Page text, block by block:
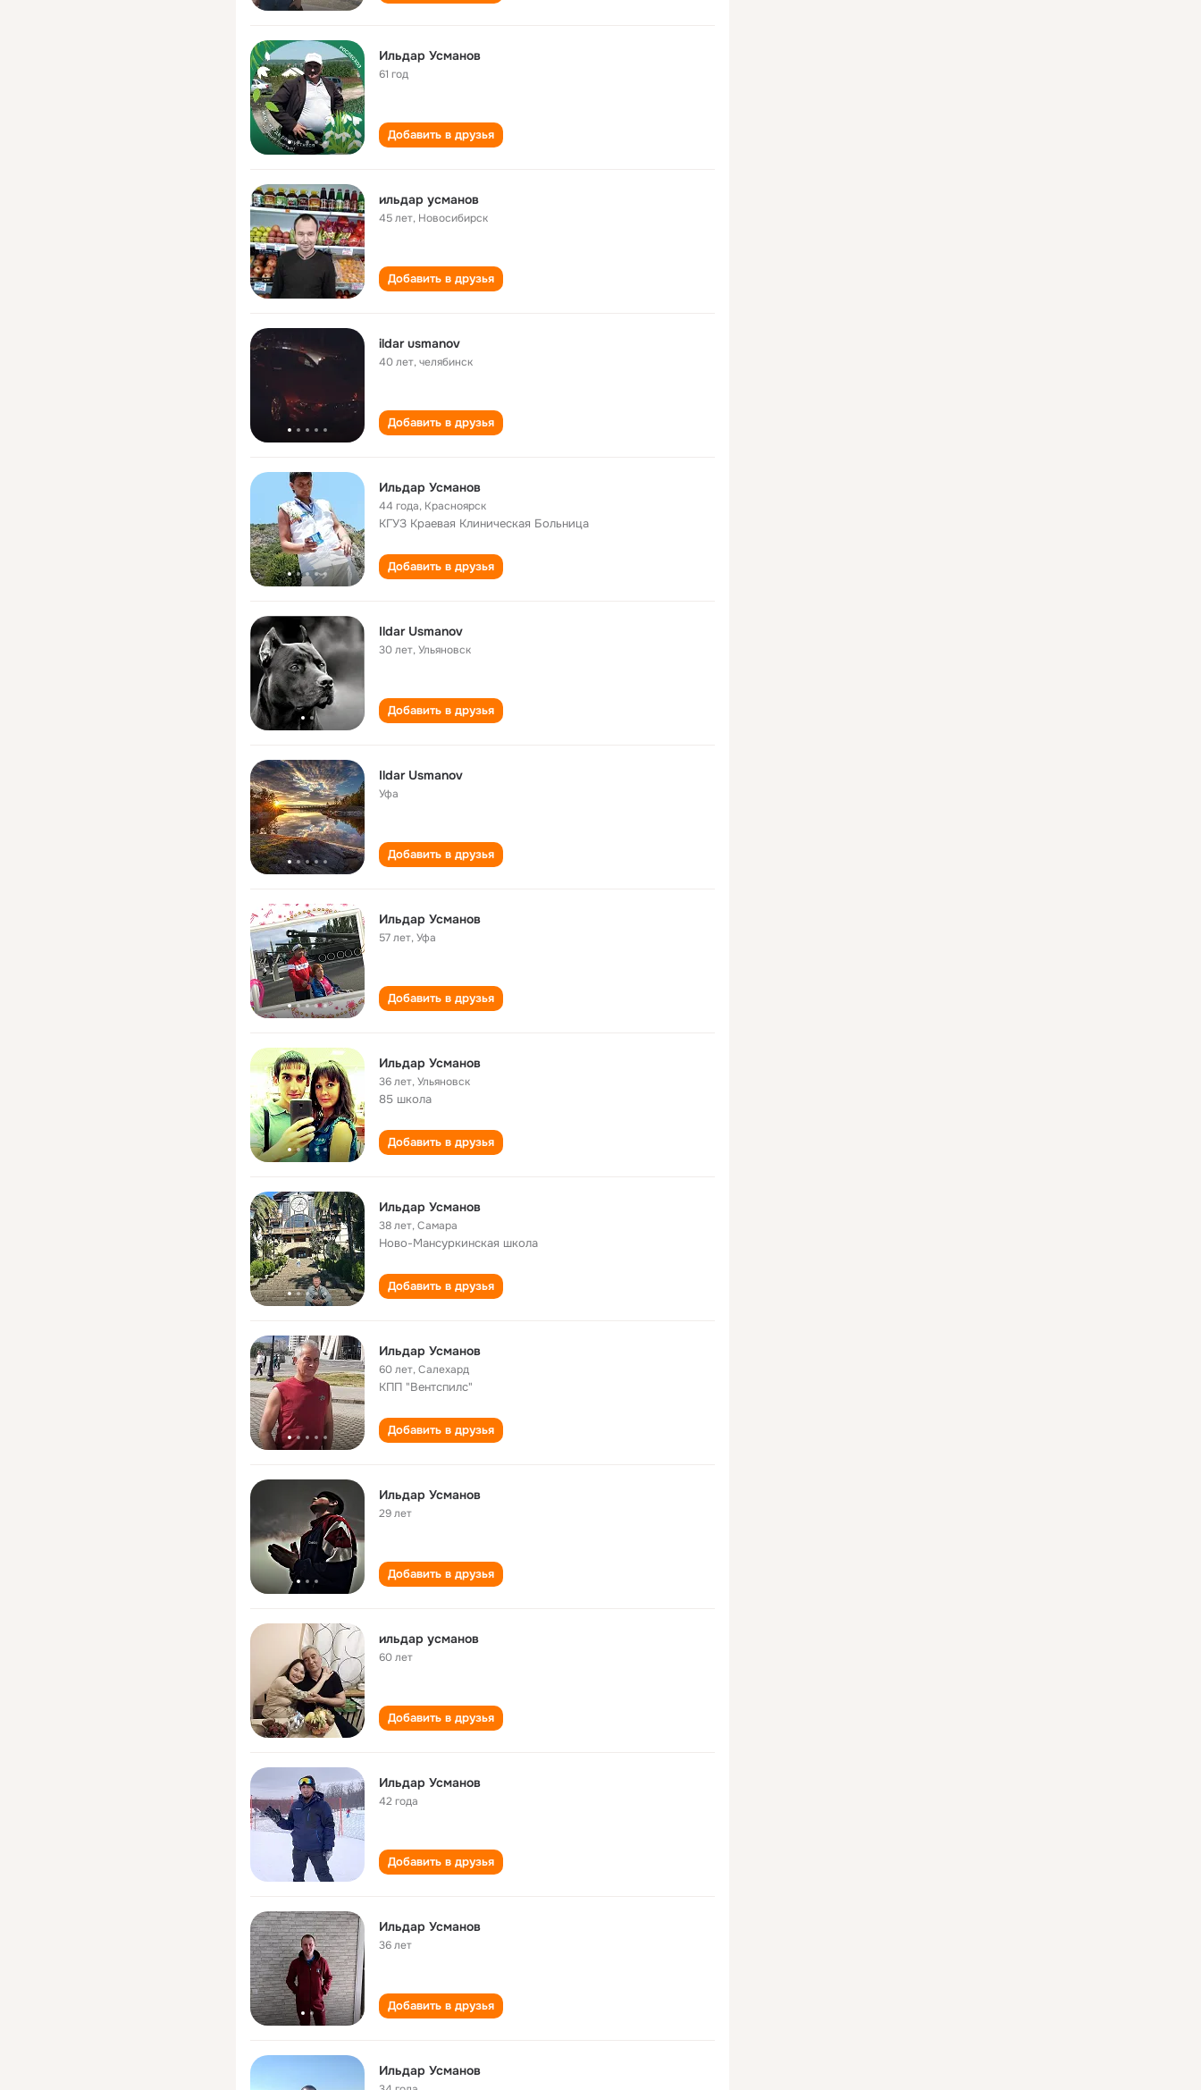
Ильдар Усманов
61 год
Добавить в друзья
ильдар усманов
45 лет, Новосибирск
Добавить в друзья
ildar usmanov
40 лет,челябинск
Добавить в друзья
Ильдар Усманов
44 года, Красноярск
КГУЗ Краевая Клиническая Больница
Добавить в друзья
Ildar Usmanov
30 лет,Ульяновск
Добавить в друзья
Ildar Usmanov
Уфа
Добавить в друзья
Ильдар Усманов
57 лет,Уфа
Добавить в друзья
Ильдар Усманов
36 лет,Ульяновск
85 школа
Добавить в друзья
Ильдар Усманов
38 лет,Самара
Ново-Мансуркинская школа
Добавить в друзья
Ильдар Усманов
60 лет,Салехард
КПП "Вентспилс"
Добавить в друзья
Ильдар Усманов
29 лет
Добавить в друзья
ильдар усманов
60 лет
Добавить в друзья
Ильдар Усманов
42 года
Добавить в друзья
Ильдар Усманов
36 лет
Добавить в друзья
Ильдар Усманов